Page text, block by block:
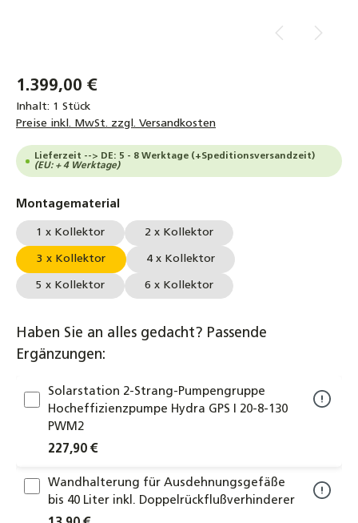
1.399,00 €
Inhalt: 1 Stück
Preise inkl. MwSt. zzgl. Versandkosten
Lieferzeit --> DE: 5 - 8 Werktage (+Speditionsversandzeit)
(EU: + 4 Werktage)
Montagematerial
1 x Kollektor 2 x Kollektor
3 x Kollektor 4 x Kollektor
5 x Kollektor 6 x Kollektor
Haben Sie an alles gedacht? Passende
Ergänzungen:
Solarstation 2-Strang-Pumpengruppe
Hocheffizienzpumpe Hydra GPS I 20-8-130
PWM2
227,90 €
Wandhalterung für Ausdehnungsgefäße
bis 40 Liter inkl. Doppelrückflußverhinderer